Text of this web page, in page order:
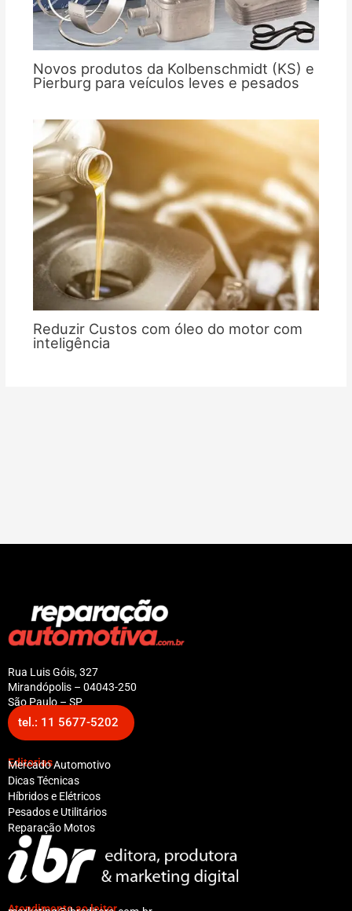
Novos produtos da Kolbenschmidt (KS) e
Pierburg para veículos leves e pesados
Reduzir Custos com óleo do motor com
inteligência
Rua Luis Góis, 327
Mirandópolis – 04043-250
São Paulo – SP
tel.: 11 5677-5202
Editorias
Mercado Automotivo
Dicas Técnicas
Híbridos e Elétricos
Pesados e Utilitários
Reparação Motos